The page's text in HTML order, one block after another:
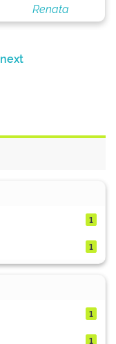
Renata
next
1
1
1
1